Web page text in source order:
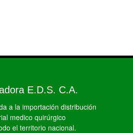
E.D.S. C.A.
a la importación distribución
medico quirúrgico
el territorio nacional.